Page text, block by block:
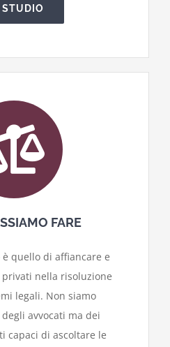
STUDIO
FARE
quello di affiancare e
nella risoluzione
legali. Non siamo
avvocati ma dei
capaci di ascoltare le